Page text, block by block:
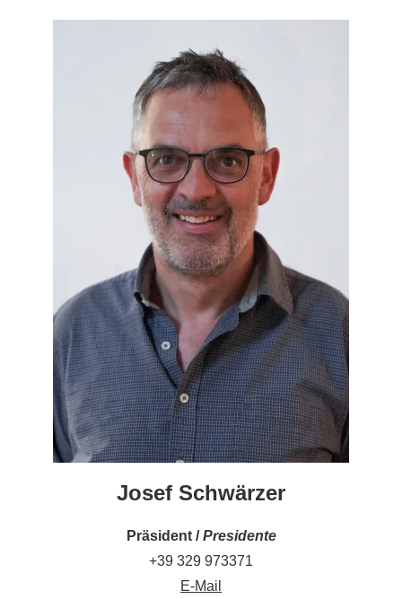
Josef Schwärzer
Präsident /Presidente
+39 329 973371
E-Mail